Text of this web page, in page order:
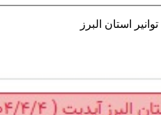
توانیر استان البرز